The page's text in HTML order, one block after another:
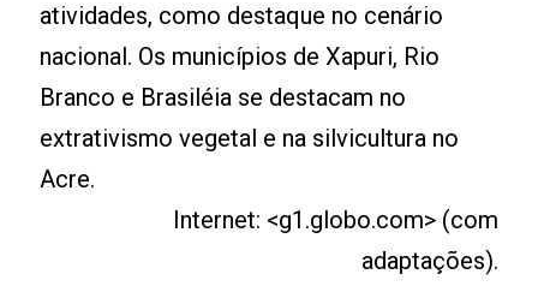
atividades, como destaque no cenário
nacional. Os municípios de Xapuri, Rio
Branco e Brasiléia se destacam no
extrativismo vegetal e na silvicultura no
Acre.
Internet: <g1.globo.com> (com
adaptações).